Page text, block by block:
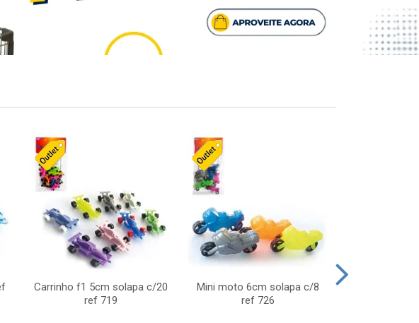
Carrinho f1 5cm solapa c/20
ref 719
Mini moto 6cm solapa c/8
ref 726